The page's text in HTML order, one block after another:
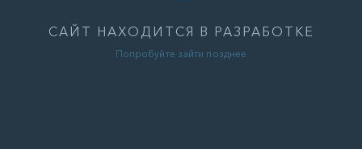
САЙТ НАХОДИТСЯ В РАЗРАБОТКЕ
Попробуйте зайти позднее